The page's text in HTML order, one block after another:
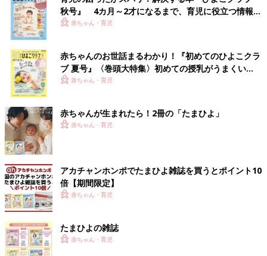
秋号』 4カ月～2才になるまで、育児に役立つ情報が
いっぱい！
赤ちゃん・育児
赤ちゃんのお世話まるわかり！『初めてのひよこクラ
ブ 夏号』〈巻頭大特集〉初めての授乳がうまくい
く！ おっぱい・ミルクの基本と夏のトラブル 解決テ
赤ちゃん・育児
赤ちゃんが生まれたら！2冊の「たまひよ」
赤ちゃん・育児
アカチャンホンポでたまひよ雑誌を買うとポイント10
倍【期間限定】
赤ちゃん・育児
たまひよの雑誌
赤ちゃん・育児